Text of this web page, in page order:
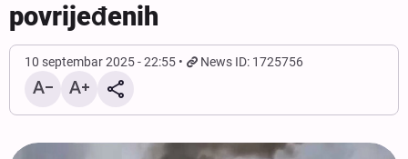
povrijeđenih
10 septembar 2025 - 22:55 News ID: 1725756